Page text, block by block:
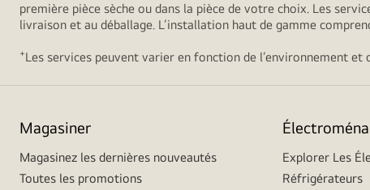
première pièce sèche ou dans la pièce de votre choix. Les
livraison et au déballage. L’installation haut de gamme
+Les services peuvent varier en fonction de l’environnement et
Magasiner
Magasinez les dernières nouveautés
Toutes les promotions
Explorer Les
Réfrigérateurs